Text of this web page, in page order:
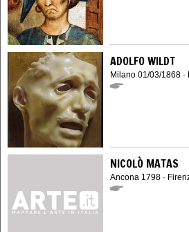
ADOLFO WILDT
Milano 01/03/1868 ·
NICOLÒ MATAS
Ancona 1798 ·